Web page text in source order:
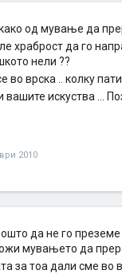
од мување да
храброст да го
нели ??
во врска .. колку
вашите искуства ...
2010
да не го
мувањето да
за тоа дали сме во